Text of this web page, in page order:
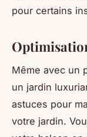
pour certains
Même avec un
un jardin
astuces pour
votre jardin.